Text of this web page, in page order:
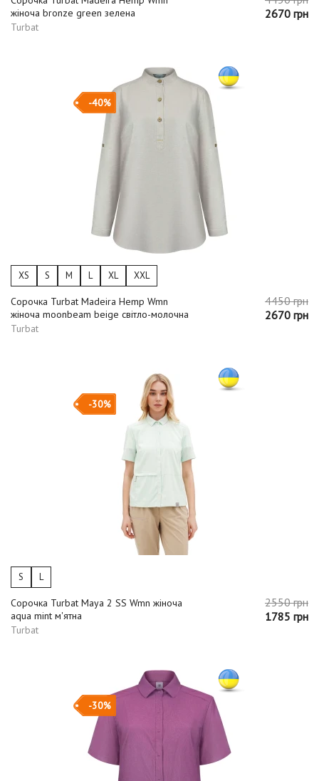
жіноча bronze green зелена
Turbat
2670 грн
-40%
XS S M L XL XXL
Сорочка Turbat Madeira Hemp Wmn
жіноча moonbeam beige світло-молочна
Turbat
4450 грн
2670 грн
-30%
S L
Сорочка Turbat Maya 2 SS Wmn жіноча
aqua mint м'ятна
Turbat
2550 грн
1785 грн
-30%